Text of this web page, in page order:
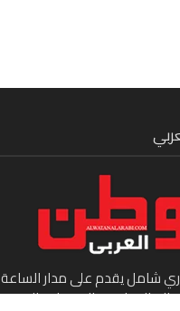
شامل يقدم على مدار الساعة
السياسة والاقتصاد والفن